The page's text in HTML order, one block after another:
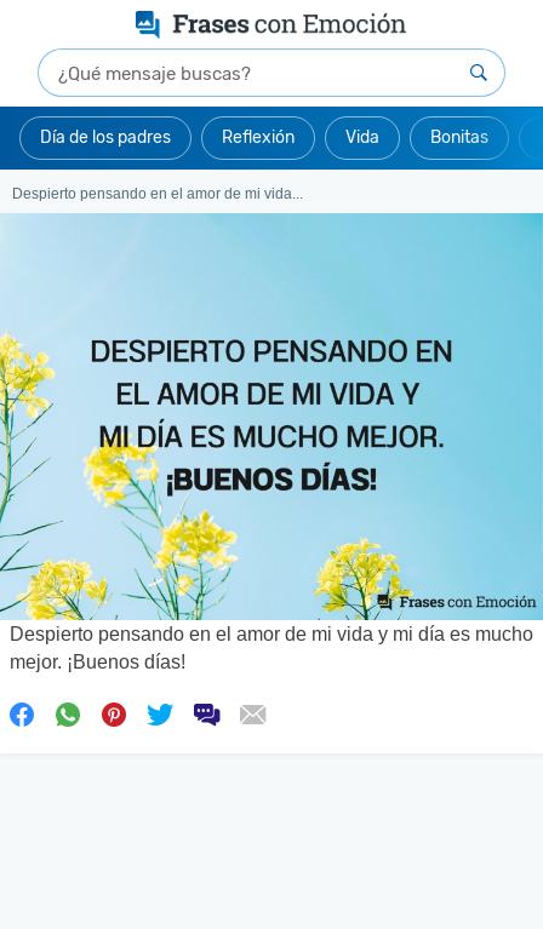
Día de los padres Reflexión Vida Bonitas
Despierto pensando en el amor de mi vida...
Despierto pensando en el amor de mi vida y mi día es mucho
mejor. ¡Buenos días!